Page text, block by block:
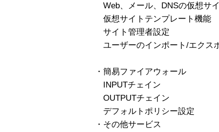
Web、メール、DNSの仮想サ
仮想サイトテンプレート機能
サイト管理者設定
ユーザーのインポート/エクス
・簡易ファイアウォール
INPUTチェイン
OUTPUTチェイン
デフォルトポリシー設定
・その他サービス